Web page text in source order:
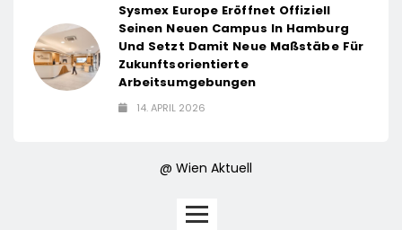
Sysmex Europe Eröffnet Offiziell
Seinen Neuen Campus In Hamburg
Und Setzt Damit Neue Maßstäbe Für
Zukunftsorientierte
Arbeitsumgebungen
14. APRIL 2026
@ Wien Aktuell